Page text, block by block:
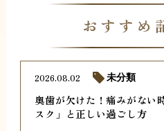
おすすめ
奥歯が欠けた！痛みがない
スク」と正しい過ごし方
2026.08.02 未分類